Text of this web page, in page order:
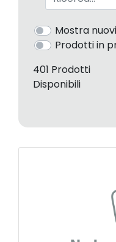
Mostra
Prodotti in
401 Prodotti
Disponibili